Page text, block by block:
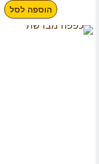
הוספה לסל